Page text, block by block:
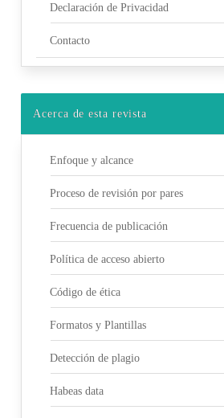
Declaración de Privacidad
Contacto
Acerca de esta revista
Enfoque y alcance
Proceso de revisión por pares
Frecuencia de publicación
Política de acceso abierto
Código de ética
Formatos y Plantillas
Detección de plagio
Habeas data